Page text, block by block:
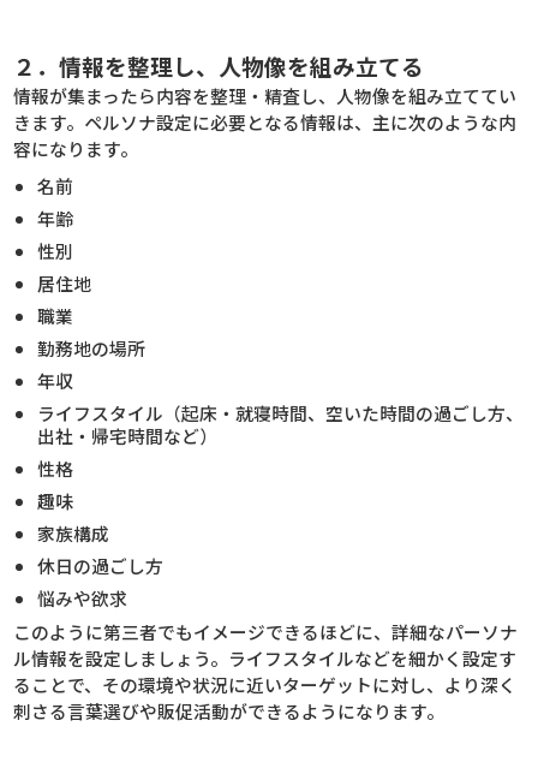
２．情報を整理し、人物像を組み立てる
情報が集まったら内容を整理・精査し、人物像を組み立ててい
きます。ペルソナ設定に必要となる情報は、主に次のような内
容になります。
名前
年齢
性別
居住地
職業
勤務地の場所
年収
ライフスタイル（起床・就寝時間、空いた時間の過ごし方、
出社・帰宅時間など）
性格
趣味
家族構成
休日の過ごし方
悩みや欲求
このように第三者でもイメージできるほどに、詳細なパーソナ
ル情報を設定しましょう。ライフスタイルなどを細かく設定す
ることで、その環境や状況に近いターゲットに対し、より深く
刺さる言葉選びや販促活動ができるようになります。